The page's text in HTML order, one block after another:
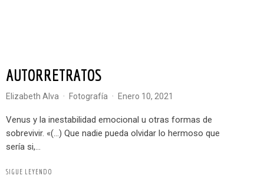
AUTORRETRATOS
Elizabeth Alva · Fotografía · enero 10, 2021
Venus y la inestabilidad emocional u otras formas de
sobrevivir. «(…) Que nadie pueda olvidar lo hermoso que
sería si,...
SIGUE LEYENDO